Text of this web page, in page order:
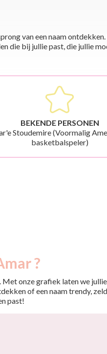
van een naam
die bij jullie past, die jullie
BEKENDE PERSONEN
Stoudemire (Voormalig
basketbalspeler)
?
onze grafiek laten we
of een naam trendy,
past!